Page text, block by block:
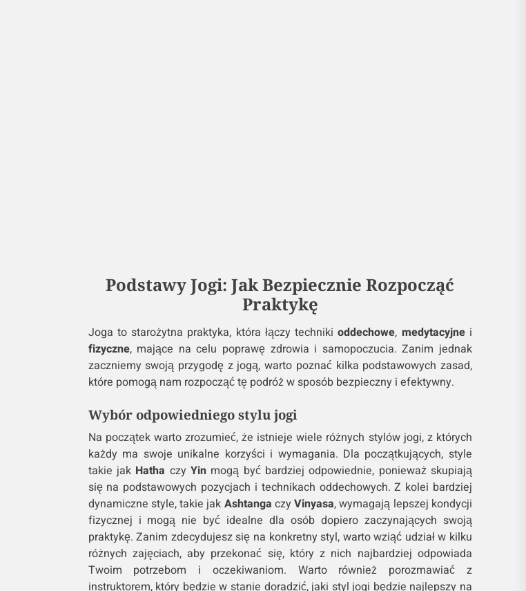
Podstawy Jogi: Jak Bezpiecznie Rozpocząć
Praktykę
Joga to starożytna praktyka, która łączy technikioddechowe, medytacyjnei
fizyczne, mające na celu poprawę zdrowia i samopoczucia. Zanim jednak
zaczniemy swoją przygodę z jogą, warto poznać kilka podstawowych zasad,
które pomogą nam rozpocząć tę podróż w sposób bezpieczny i efektywny.
Wybór odpowiedniego stylu jogi
Na początek warto zrozumieć, że istnieje wiele różnych stylów jogi, z których
każdy ma swoje unikalne korzyści i wymagania. Dla początkujących, style
takie jak Hatha czy Yinmogą być bardziej odpowiednie, ponieważ skupiają
się na podstawowych pozycjach i technikach oddechowych. Z kolei bardziej
dynamiczne style, takie jak Ashtanga czyVinyasa, wymagają lepszej kondycji
fizycznej i mogą nie być idealne dla osób dopiero zaczynających swoją
praktykę. Zanim zdecydujesz się na konkretny styl, warto wziąć udział w kilku
różnych zajęciach, aby przekonać się, który z nich najbardziej odpowiada
Twoim potrzebom i oczekiwaniom. Warto również porozmawiać z
instruktorem, który będzie w stanie doradzić, jaki styl jogi będzie najlepszy na